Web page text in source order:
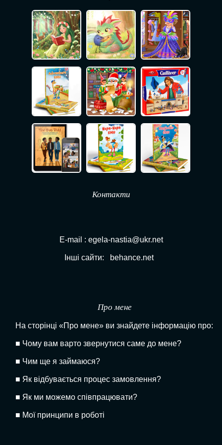
Контакти
E-mail : egela-nastia@ukr.net
Інші сайти: behance.net
Про мене
На сторінці «Про мене» ви знайдете інформацію про:
■ Чому вам варто звернутися саме до мене?
■ Чим ще я займаюся?
■ Як відбувається процес замовлення?
■ Як ми можемо співпрацювати?
■ Мої принципи в роботі